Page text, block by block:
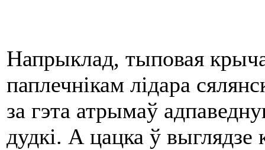
Напрыклад, тыповая
паплечнiкам лiдара
за гэта атрымаў
дудкi. А цацка ў выглядзе